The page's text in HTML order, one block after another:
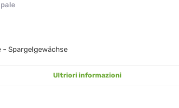
- Spargelgewächse
Ultriori informazioni